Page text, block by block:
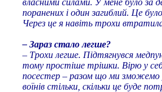
поранених і один загиблий. Це
Через це я навіть трохи
– Зараз стало легше?
– Трохи легше. Підтягнувся
тому простіше трішки. Вірю у
посестер – разом що ми
воїнів стільки, скільки це буде